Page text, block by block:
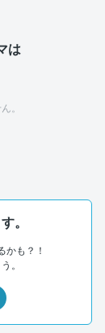
は
。
。
かも？！
。